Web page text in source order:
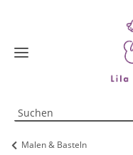
Malen & Basteln